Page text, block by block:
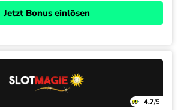
Jetzt Bonus einlösen
4.7/5